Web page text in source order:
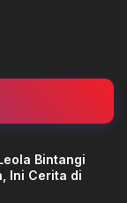
Bintangi
Ini Cerita di